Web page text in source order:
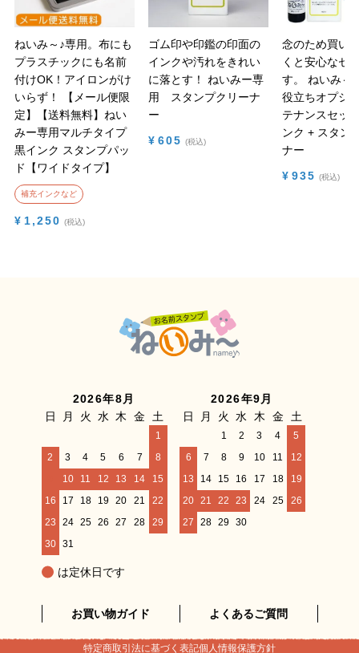
ねいみ～♪専用。布にも
プラスチックにも名前
付けOK！アイロンがけ
いらず！
【メール便限
定】【送料無料】ねい
みー専用マルチタイプ
黒インク スタンプパッ
ド【ワイドタイプ】
補充インクなど
¥ 1,250 税込
ゴム印や印鑑の印面の
インクや汚れをきれい
に落とす！
ねいみー専
用 スタンプクリーナ
ー
¥ 605 税込
念のため買い
くと安心なセ
す。
ねいみ～
役立ちオプシ
テナンスセッ
ンク + スタン
ナー
¥ 935 税込
2026年8月
日
月 火 水 木 金 土
1
2
3 4 5 6 7
8
10 11 12 13 14
15
16
17 18 19 20 21
22
23
24 25 26 27 28
29
30
31
2026年9月
日
月 火 水 木 金 土
1 2 3 4
5
6
7 8 9 10 11
12
13
14 15 16 17 18
19
20 21 22 23 24 25
26
27
28 29 30
は定休日です
お買い物ガイド よくあるご質問
特定商取引法に基づく表記個人情報保護方針